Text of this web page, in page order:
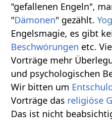
"gefallenen Engeln",
"Dämonen" gezählt.
Engelsmagie, es gibt
Beschwörungen etc.
Vorträge mehr
und psychologischen
Wir bitten um
Vorträge das religiöse
Das ist nicht